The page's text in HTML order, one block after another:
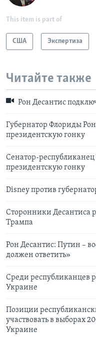
This item is part of
США Экспертиза
Читайте также
Рон Десантис
Губернатор Флориды
президентскую гонку
Сенатор-республиканец
президентскую гонку
Disney против
Сторонники Десантиса
Трампа
Рон Десантис: Путин –
должен ответить»
Среди республиканцев
Украине
Позиции
участвовать в выборах
Украине